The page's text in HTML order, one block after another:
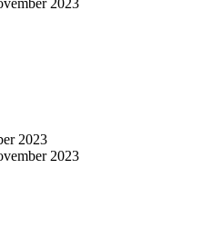
2023
2023
2023